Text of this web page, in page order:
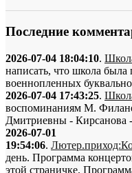
Последние
2026-07-04 18:04:10.
написать, что школа
военнопленных
2026-07-04 17:43:25.
воспоминаниям М.
Дмитриевны - Кирсанова
2026-07-01
19:54:06.
день. Программа
этой страничке.